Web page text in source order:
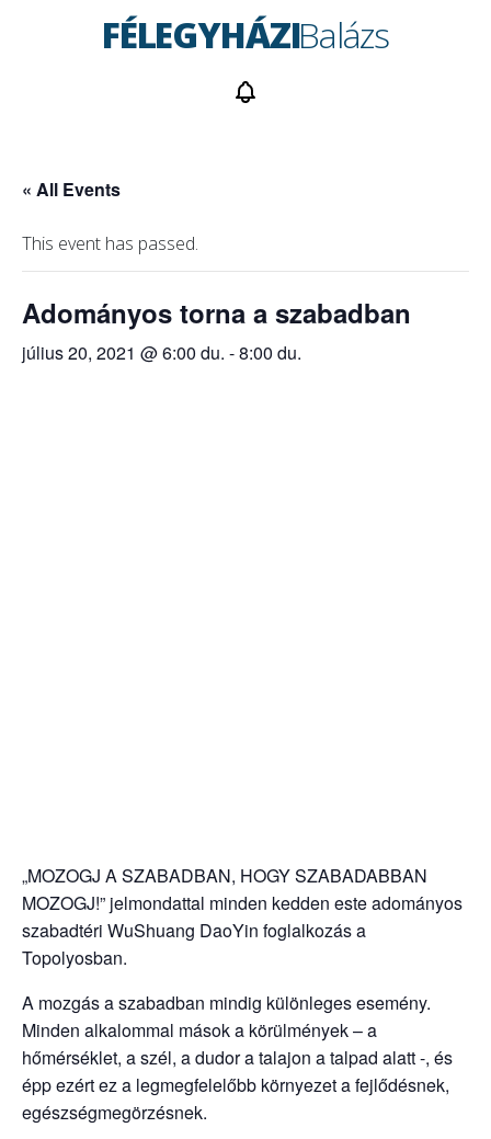
« All Events
This event has passed.
Adományos torna a szabadban
július 20, 2021 @ 6:00 du. -8:00 du.
„MOZOGJ A SZABADBAN, HOGY SZABADABBAN
MOZOGJ!” jelmondattal minden kedden este adományos
szabadtéri WuShuang DaoYin foglalkozás a
Topolyosban.
A mozgás a szabadban mindig különleges esemény.
Minden alkalommal mások a körülmények – a
hőmérséklet, a szél, a dudor a talajon a talpad alatt -, és
épp ezért ez a legmegfelelőbb környezet a fejlődésnek,
egészségmegörzésnek.
FÉLEGYHÁZIBalázs